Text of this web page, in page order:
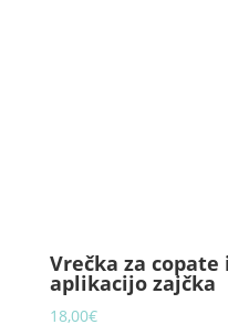
Vrečka za
aplikacijo zajčka
18,00€